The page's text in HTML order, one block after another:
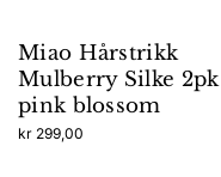
Miao Hårstrikk
Mulberry Silke 2pk
pink blossom
kr 299,00